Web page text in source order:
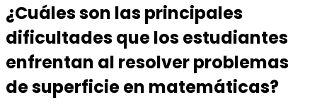
¿Cuáles son las principales
dificultades que los estudiantes
enfrentan al resolver problemas
de superficie en matemáticas?